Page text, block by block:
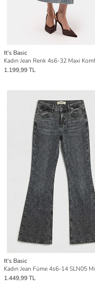
It's Basic
1.199,99 TL
It's Basic
1.449,99 TL